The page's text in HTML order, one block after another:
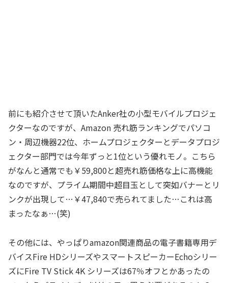
前にも紹介させて頂いたAnker社の小型モバイルプロジェ
クターなのですが、Amazon 売れ筋ランキングでパソコ
ン・周辺機器22位、ホームプロジェクターとデータプロジ
ェクター部門では今年ずっと1位という優れモノ。こちら
がなんと通常でも￥59,800と超売れ筋価格な上に高機能
なのですが、プライム期間中超目玉として突如バナーとリ
ンクが出現して…￥47,840で売られてました…これは高
まったなぁ…(笑)
その他には、やっぱりamazon関連商品の電子書籍専用デ
バイスFire HDシリーズやスマートスピーカーEchoシリー
ズにFire TV Stick 4K シリーズは67％オフとかあったの